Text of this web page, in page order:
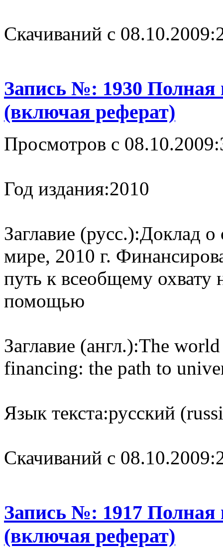
Cкачиваний с 08.10.2009:
Запись №: 1930 Полная
(включая реферат)
Просмотров с 08.10.2009:
Год издания:2010
Заглавие (русс.):Доклад о
мире, 2010 г.
путь к всеобщему охвату
помощью
Заглавие (англ.):The world
financing: the path to
Язык текста:русский
Cкачиваний с 08.10.2009:
Запись №: 1917 Полная
(включая реферат)